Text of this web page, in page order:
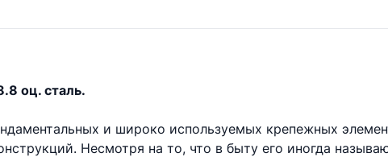
оц. сталь.
и широко используемых крепежных
Несмотря на то, что в быту его иногда